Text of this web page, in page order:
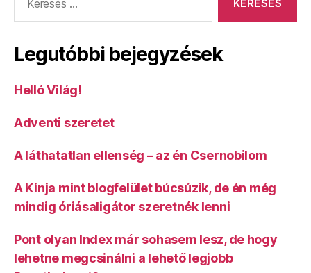
Legutóbbi bejegyzések
Helló Világ!
Adventi szeretet
A láthatatlan ellenség – az én Csernobilom
A Kinja mint blogfelület búcsúzik, de én még
mindig óriásaligátor szeretnék lenni
Pont olyan Index már sohasem lesz, de hogy
lehetne megcsinálni a lehető legjobb